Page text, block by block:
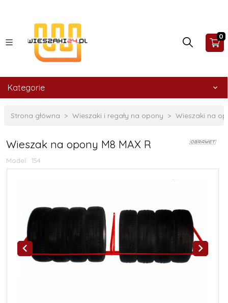
0
Kategorie
Strona główna Wieszaki i regały na opony Wieszaki na
Wieszak na opony M8 MAX R
Model: 154